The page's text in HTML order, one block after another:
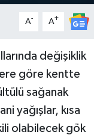
A- A+
değişiklik
göre kentte
sağanak
yağışlar, kısa
olabilecek gök